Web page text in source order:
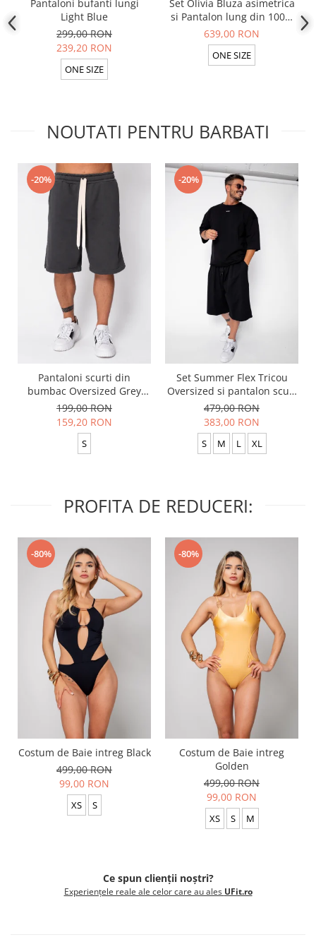
Pantaloni bufanti lungi
Light Blue
299,00 RON
239,20 RON
ONE SIZE
Set Olivia Bluza asimetrica
si Pantalon lung din 100%
in Light Olive
639,00 RON
ONE SIZE
NOUTATI PENTRU BARBATI
-20%
Pantaloni scurti din
bumbac Oversized Grey
Anthracite
199,00 RON
159,20 RON
S
-20%
Set Summer Flex Tricou
Oversized si pantalon scurt
Baggy Black
479,00 RON
383,00 RON
S M L XL
PROFITA DE REDUCERI:
-80%
Costum de Baie intreg Black
499,00 RON
99,00 RON
XS S
-80%
Costum de Baie intreg
Golden
499,00 RON
99,00 RON
XS S M
Ce spun clienții noștri?
Experiențele reale ale celor care au ales UFit.ro